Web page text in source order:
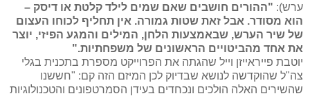
ערש): "ההורים חושבים שאם שמים לילד קלטת או דיסק –
הוא מסודר. אבל זאת שטות גמורה. אין תחליף לכוחו העצום
של שיר הערש, שבאמצעות הלחן, המילים והמגע הפיזי, יוצר
את אחד מהביטויים הראשונים של משפחתיות".
יוטבת פייראייזן וייל שהגתה את הפרוייקט מספרת בתכנית בגלי
צה"ל שהוקדשה לנושא שבדיוק לכן המיזם הזה קם: "חששנו
שהשירים האלה הולכים ונכחדים בעידן הסמרטפונים והטכנולוגיות